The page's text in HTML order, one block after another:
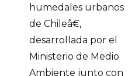
humedales urbanos
de Chileâ€,
desarrollada por el
Ministerio de Medio
Ambiente junto con